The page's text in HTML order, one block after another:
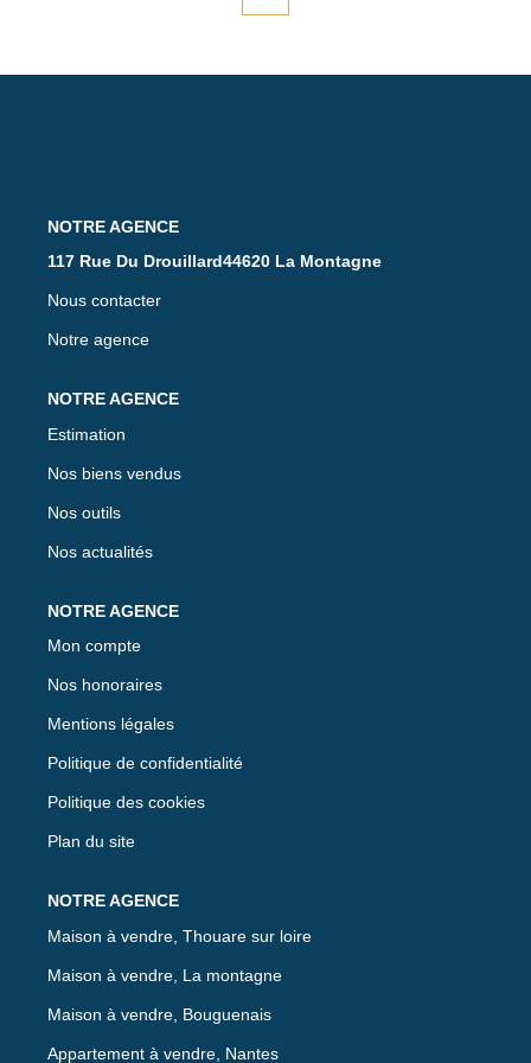
des commerciaux (RSAC) du tribunal de commerce de
117 Rue Du Drouillard44620 La Montagne
Nous contacter
Notre agence
Estimation
Nos biens vendus
Nos outils
Nos actualités
Mon compte
Nos honoraires
Mentions légales
Politique de confidentialité
Politique des cookies
Plan du site
Maison à vendre, Thouare sur loire
Maison à vendre, La montagne
Maison à vendre, Bouguenais
Appartement à vendre, Nantes